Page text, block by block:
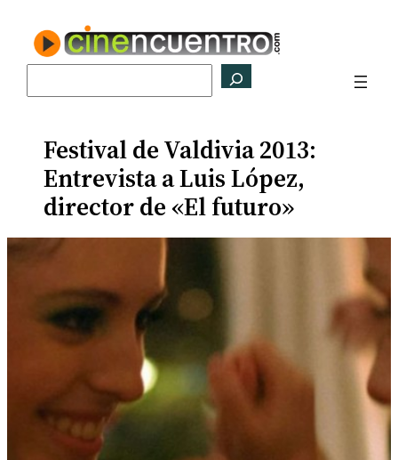
contenido
Festival de Valdivia 2013:
Entrevista a Luis López,
director de «El futuro»